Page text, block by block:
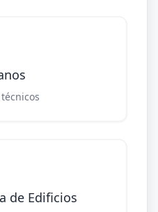
de Edificios